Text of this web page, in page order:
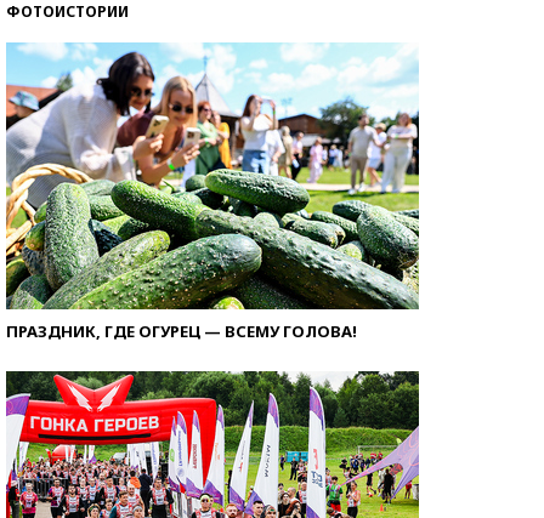
ФОТОИСТОРИИ
ПРАЗДНИК, ГДЕ ОГУРЕЦ — ВСЕМУ ГОЛОВА!